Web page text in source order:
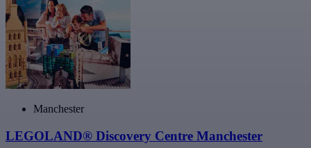
Manchester
LEGOLAND® Discovery Centre Manchester